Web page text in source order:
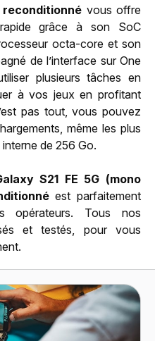
vous offre
grâce à son SoC
octa-core et son
de l’interface sur One
plusieurs tâches en
à vos jeux en profitant
pas tout, vous pouvez
même les plus
de 256 Go.
S21 FE 5G (mono
est parfaitement
opérateurs. Tous nos
et testés, pour vous